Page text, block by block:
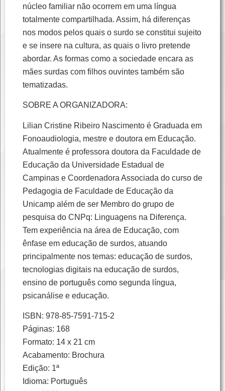
núcleo familiar não ocorrem em uma língua
totalmente compartilhada. Assim, há diferenças
nos modos pelos quais o surdo se constitui sujeito
e se insere na cultura, as quais o livro pretende
abordar. As formas como a sociedade encara as
mães surdas com filhos ouvintes também são
tematizadas.
SOBRE A ORGANIZADORA:
Lilian Cristine Ribeiro Nascimento é Graduada em
Fonoaudiologia, mestre e doutora em Educação.
Atualmente é professora doutora da Faculdade de
Educação da Universidade Estadual de
Campinas e Coordenadora Associada do curso de
Pedagogia de Faculdade de Educação da
Unicamp além de ser Membro do grupo de
pesquisa do CNPq: Linguagens na Diferença.
Tem experiência na área de Educação, com
ênfase em educação de surdos, atuando
principalmente nos temas: educação de surdos,
tecnologias digitais na educação de surdos,
ensino de português como segunda língua,
psicanálise e educação.
ISBN: 978-85-7591-715-2
Páginas: 168
Formato: 14 x 21 cm
Acabamento: Brochura
Edição: 1ª
Idioma: Português